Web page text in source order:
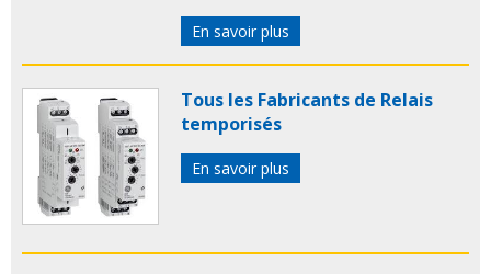
En savoir plus
Tous les Fabricants de Relais
temporisés
En savoir plus